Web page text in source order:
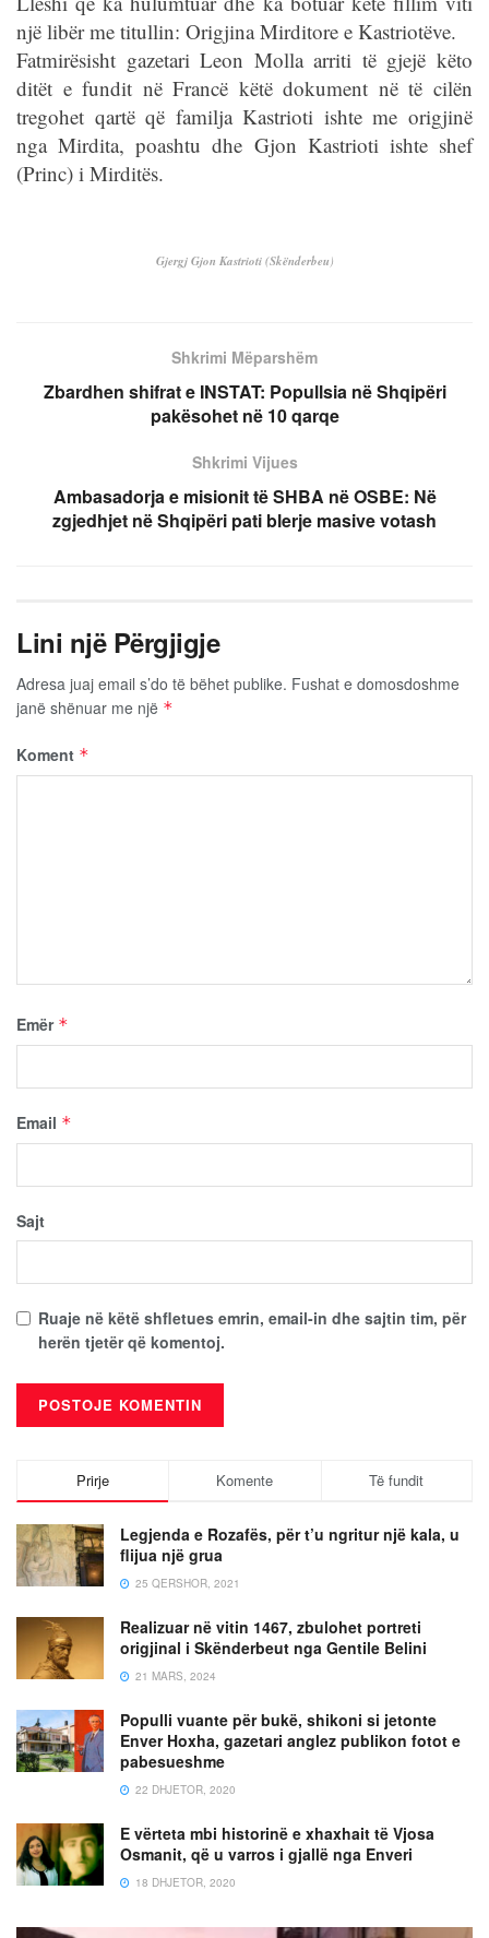
një libër me titullin: Origjina Mirditore e Kastriotëve.
Fatmirësisht gazetari Leon Molla arriti të gjejë këto
ditët e fundit në Francë këtë dokument në të cilën
tregohet qartë që familja Kastrioti ishte me origjinë
nga Mirdita, poashtu dhe Gjon Kastrioti ishte shef
(Princ) i Mirditës.
Gjergj Gjon Kastrioti (Skënderbeu)
Shkrimi Mëparshëm
Zbardhen shifrat e INSTAT: Popullsia në Shqipëri
pakësohet në 10 qarqe
Shkrimi Vijues
Ambasadorja e misionit të SHBA në OSBE: Në
zgjedhjet në Shqipëri pati blerje masive votash
Lini një Përgjigje
Adresa juaj email s’do të bëhet publike. Fushat e domosdoshme
janë shënuar me një *
Koment *
Emër *
Email *
Sajt
Ruaje në këtë shfletues emrin, email-in dhe sajtin tim, për
herën tjetër që komentoj.
Prirje Komente Të fundit
Legjenda e Rozafës, për t’u ngritur një kala, u
flijua një grua
25 QERSHOR, 2021
Realizuar në vitin 1467, zbulohet portreti
origjinal i Skënderbeut nga Gentile Belini
21 MARS, 2024
Populli vuante për bukë, shikoni si jetonte
Enver Hoxha, gazetari anglez publikon fotot e
pabesueshme
22 DHJETOR, 2020
E vërteta mbi historinë e xhaxhait të Vjosa
Osmanit, që u varros i gjallë nga Enveri
18 DHJETOR, 2020